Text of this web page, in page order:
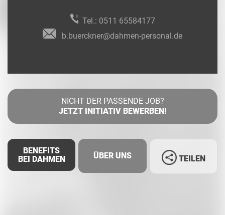
Tel.: 0511 65584177
b.buerckner@dahmen-personal.de
NICHT DER PASSENDE JOB?
JETZT INITIATIV BEWERBEN!
BENEFITS
BEI DAHMEN
ÜBER UNS TEILEN